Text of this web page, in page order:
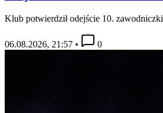
Klub potwierdził odejście 10. zawodniczki
06.08.2026, 21:57 • 0